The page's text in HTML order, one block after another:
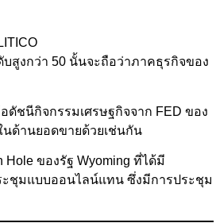
สูงกว่า 50 นั้นจะถือว่าภาคธุรกิจของ
ชนีกิจกรรมเศรษฐกิจจาก FED ของ
ด้านยอดขายด้วยเช่นกัน
ของรัฐ Wyoming ที่ได้มี
ะชุมแบบออนไลน์แทน ซึ่งมีการประชุม